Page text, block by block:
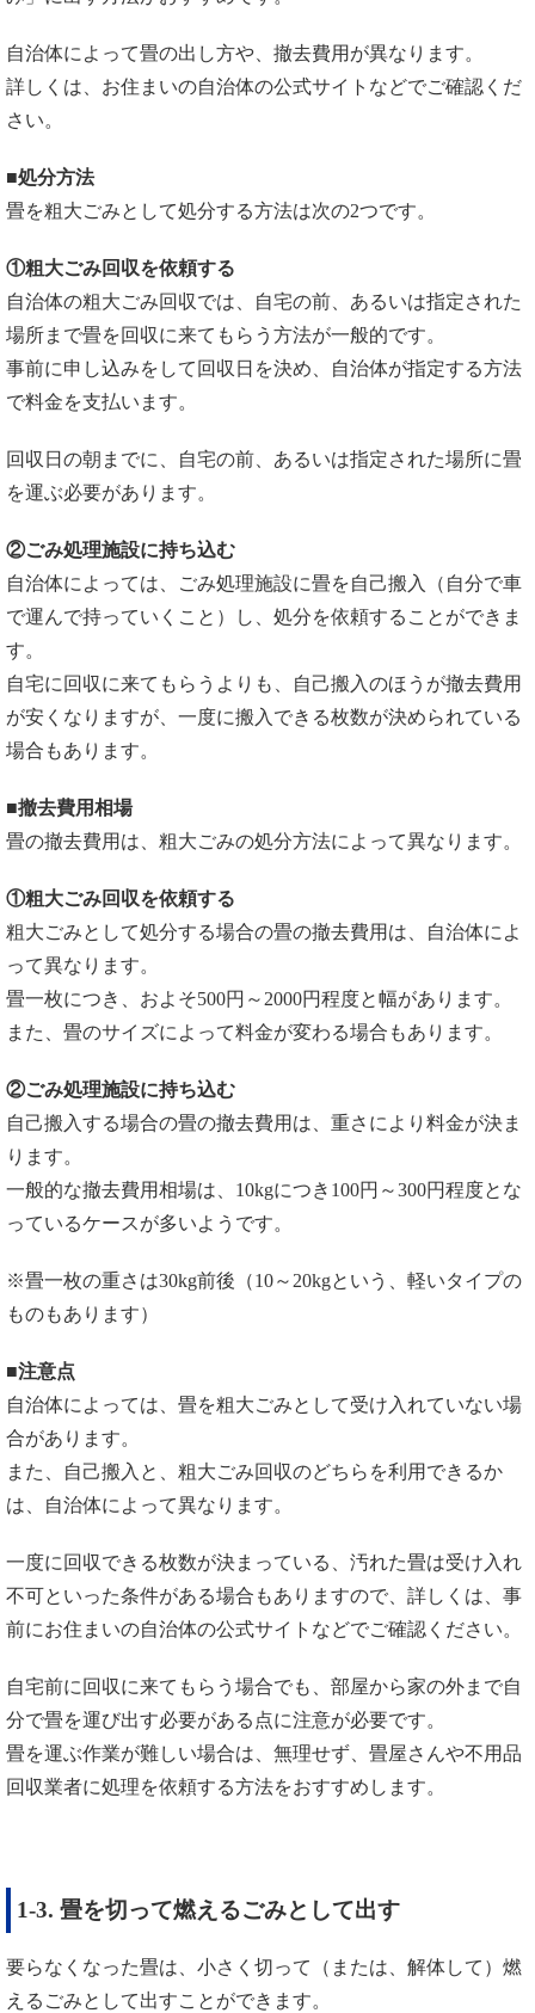
自治体によって畳の出し方や、撤去費用が異なります。
詳しくは、お住まいの自治体の公式サイトなどでご確認くだ
さい。
■処分方法
畳を粗大ごみとして処分する方法は次の2つです。
①粗大ごみ回収を依頼する
自治体の粗大ごみ回収では、自宅の前、あるいは指定された
場所まで畳を回収に来てもらう方法が一般的です。
事前に申し込みをして回収日を決め、自治体が指定する方法
で料金を支払います。
回収日の朝までに、自宅の前、あるいは指定された場所に畳
を運ぶ必要があります。
②ごみ処理施設に持ち込む
自治体によっては、ごみ処理施設に畳を自己搬入（自分で車
で運んで持っていくこと）し、処分を依頼することができま
す。
自宅に回収に来てもらうよりも、自己搬入のほうが撤去費用
が安くなりますが、一度に搬入できる枚数が決められている
場合もあります。
■撤去費用相場
畳の撤去費用は、粗大ごみの処分方法によって異なります。
①粗大ごみ回収を依頼する
粗大ごみとして処分する場合の畳の撤去費用は、自治体によ
って異なります。
畳一枚につき、およそ500円～2000円程度と幅があります。
また、畳のサイズによって料金が変わる場合もあります。
②ごみ処理施設に持ち込む
自己搬入する場合の畳の撤去費用は、重さにより料金が決ま
ります。
一般的な撤去費用相場は、10kgにつき100円～300円程度とな
っているケースが多いようです。
※畳一枚の重さは30kg前後（10～20kgという、軽いタイプの
ものもあります）
■注意点
自治体によっては、畳を粗大ごみとして受け入れていない場
合があります。
また、自己搬入と、粗大ごみ回収のどちらを利用できるか
は、自治体によって異なります。
一度に回収できる枚数が決まっている、汚れた畳は受け入れ
不可といった条件がある場合もありますので、詳しくは、事
前にお住まいの自治体の公式サイトなどでご確認ください。
自宅前に回収に来てもらう場合でも、部屋から家の外まで自
分で畳を運び出す必要がある点に注意が必要です。
畳を運ぶ作業が難しい場合は、無理せず、畳屋さんや不用品
回収業者に処理を依頼する方法をおすすめします。
1-3. 畳を切って燃えるごみとして出す
要らなくなった畳は、小さく切って（または、解体して）燃
えるごみとして出すことができます。